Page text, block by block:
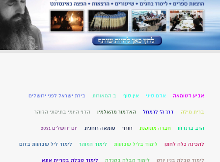
אביע דטומאה אדם סיני אין סוף ב המאורות בירת ישראל לפני ירושלים
ברית מילה דרך ה' לרמחל האדמור מהאלמין הדף היומי בתיקוני הזוהר
הרב ברנדוון חברה מתוקנת חורף טומאה רוחנית יום ירושלים 2021
להכינה כלה לחתן לימוד בליל שבועות לימוד הזוהר לימוד ליל שבועות בזום
לימוד קבלה בניו יורק לימוד קבלה בקנדה לימוד קבלה בקריית אתא